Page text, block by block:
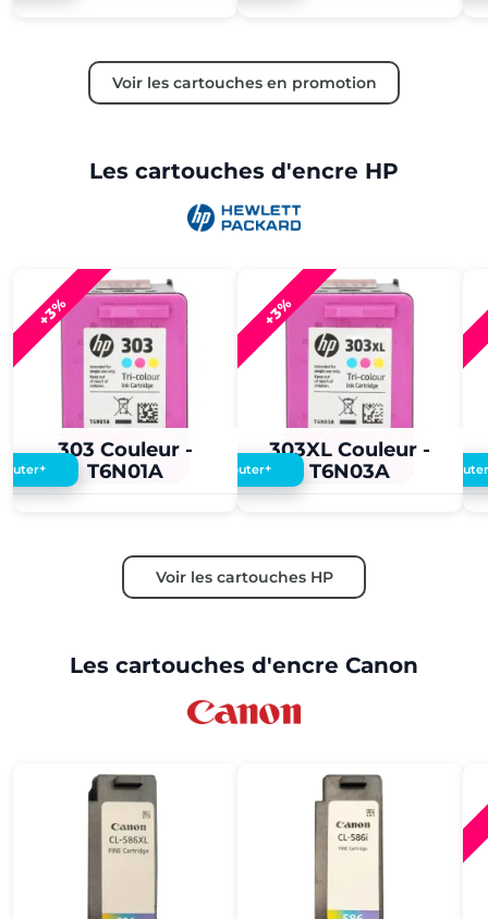
Voir les cartouches en promotion
Les cartouches d'encre HP
+3%
303 Couleur -
T6N01A
3,60 €3,50 €
+
+3%
303XL Couleur -
T6N03A
3,60 €3,50 €
Ajouter+
Voir les cartouches HP
Les cartouches d'encre Canon